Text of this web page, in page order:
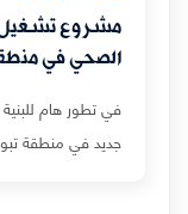
مشروع تشغيل
الصحي في
في تطور هام
جديد في منطقة